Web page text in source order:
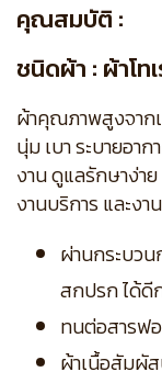
คุณสมบัติ :
ชนิดผ้า : ผ้าโ
ผ้าคุณภาพสูงจาก
นุ่ม เบา ระบายอา
งาน ดูแลรักษาง่า
งานบริการ และง
ผ่านกระบว
สกปรก ได้ดี
ทนต่อสารฟ
ผ้าเนื้อสัมผัส